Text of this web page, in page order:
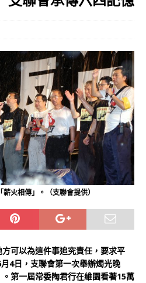
火相傳」。（支聯會提供）
方可以為這件事追究責任，要求平
4日，支聯會第一次舉辦燭光晚
第一屆常委陶君行在維園看著15萬